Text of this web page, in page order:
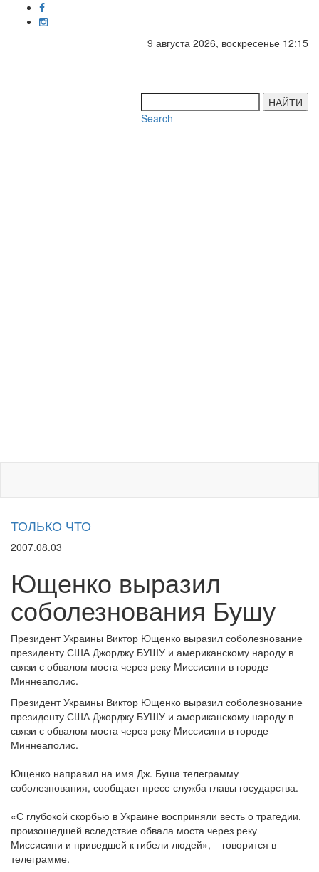
9 августа 2026, воскресенье 12:15
НАЙТИ
Search
ТОЛЬКО ЧТО
2007.08.03
Ющенко выразил
соболезнования Бушу
Президент Украины Виктор Ющенко выразил соболезнование
президенту США Джорджу БУШУ и американскому народу в
связи с обвалом моста через реку Миссисипи в городе
Миннеаполис.
Президент Украины Виктор Ющенко выразил соболезнование
президенту США Джорджу БУШУ и американскому народу в
связи с обвалом моста через реку Миссисипи в городе
Миннеаполис.
Ющенко направил на имя Дж. Буша телеграмму
соболезнования, сообщает пресс-служба главы государства.
«С глубокой скорбью в Украине восприняли весть о трагедии,
произошедшей вследствие обвала моста через реку
Миссисипи и приведшей к гибели людей», – говорится в
телеграмме.